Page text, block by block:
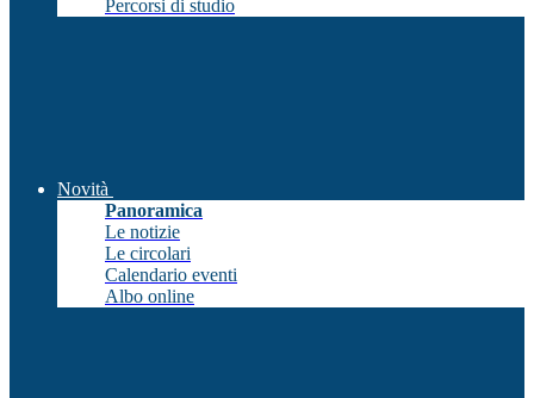
Percorsi di studio
Novità
Panoramica
Le notizie
Le circolari
Calendario eventi
Albo online